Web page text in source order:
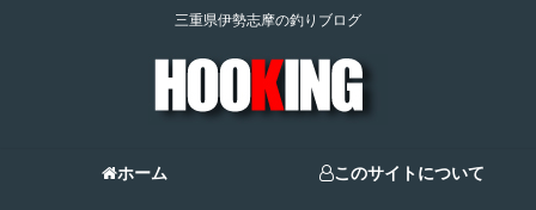
三重県伊勢志摩の釣りブログ
ホーム このサイトについて